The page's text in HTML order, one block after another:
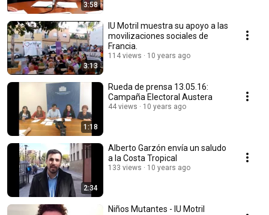
3:58
3:13
IU Motril muestra su apoyo a las
movilizaciones sociales de
Francia.
114 views 10 years ago
1:18
Rueda de prensa 13.05.16:
Campaña Electoral Austera
44 views 10 years ago
2:34
Alberto Garzón envía un saludo
a la Costa Tropical
133 views 10 years ago
Niños Mutantes - IU Motril